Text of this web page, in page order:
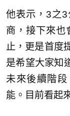
他表示，3之
商，接下來也
止，更是首度
是希望大家知
未來後續階
能。目前看起